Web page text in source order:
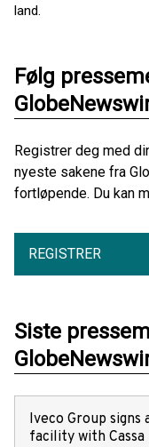
land.
Følg
Registrer deg med
nyeste sakene fra
fortløpende. Du kan
REGISTRER
Siste
Iveco Group
facility with